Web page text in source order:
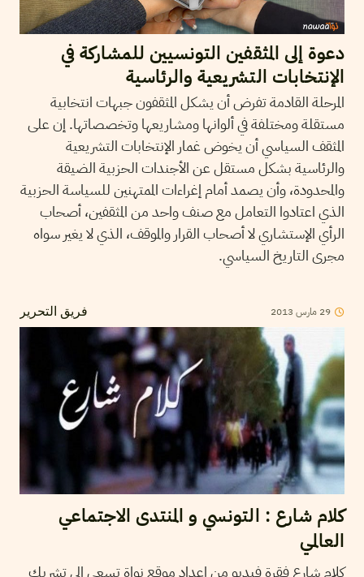
دعوة إلى المثقفين التونسيين للمشاركة في
الإنتخابات التشريعية والرئاسية
المرحلة القادمة تفرض أن يشكل المثقفون جبهات انتخابية
مستقلة ومختلفة في ألوانها ومشاريعها وتخصصاتها. إن على
المثقف السياسي أن يخوض غمار الإنتخابات التشريعية
والرئاسية بشكل مستقل عن الأجندات الحزبية الضيقة
والمحدودة، وأن يصمد أمام إغراءات الممتهنين للسياسة الحزبية
الذي اعتادوا التعامل مع صنف واحد من المثقفين، أصحاب
الرأي الإستشاري لا أصحاب القرار والموقف، الذي لا يغير سواه
مجرى التاريخ السياسي.
فريق التحرير 29 مارس 2013
كلام شارع : التونسي و المنتدى الاجتماعي
العالمي
كلام شارع فقرة فيديو من إعداد موقع نواة تسعى الى تشريك